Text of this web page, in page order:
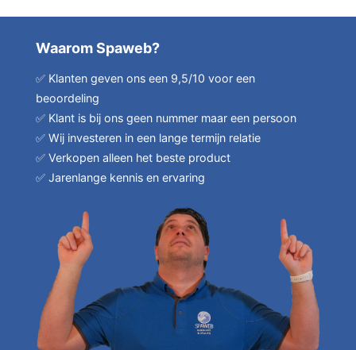
Waarom Spaweb?
✅ Klanten geven ons een 9,5/10 voor een
beoordeling
✅ Klant is bij ons geen nummer maar een persoon
✅ Wij investeren in een lange termijn relatie
✅ Verkopen alleen het beste product
✅ Jarenlange kennis en ervaring